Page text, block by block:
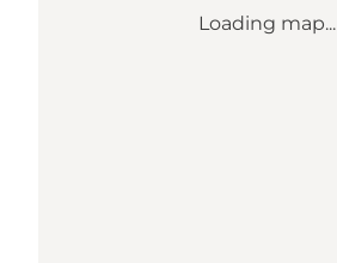
Loading map...